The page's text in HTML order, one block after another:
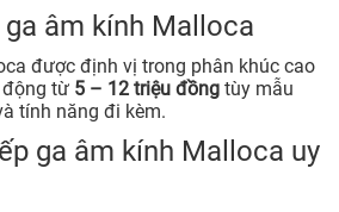
ga âm kính Malloca
được định vị trong phân khúc cao
từ 5 – 12 triệu đồng tùy mẫu
tính năng đi kèm.
ga âm kính Malloca uy